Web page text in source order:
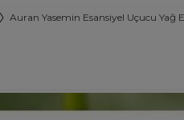
Auran Yasemin Esansiyel Uçucu Yağ